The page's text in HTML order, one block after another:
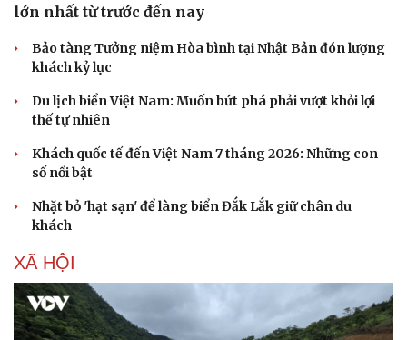
Văn hóa
Sân khấu - Điện ảnh
Văn học
Âm nhạc
Sao Việt
lớn nhất từ trước đến nay
Bảo tàng Tưởng niệm Hòa bình tại Nhật Bản đón lượng
khách kỷ lục
Du lịch biển Việt Nam: Muốn bứt phá phải vượt khỏi lợi
thế tự nhiên
Khách quốc tế đến Việt Nam 7 tháng 2026: Những con
số nổi bật
Nhặt bỏ 'hạt sạn' để làng biển Đắk Lắk giữ chân du
khách
XÃ HỘI